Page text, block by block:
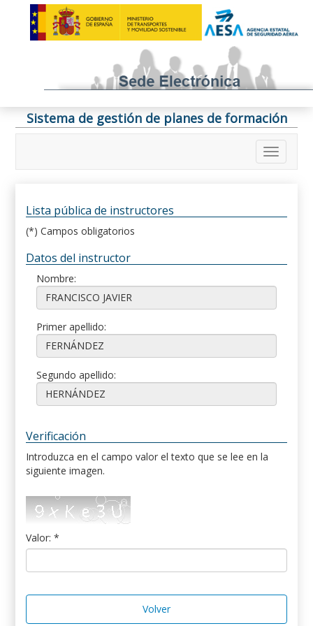
Sistema de gestión de planes de formación
Lista pública de instructores
(*) Campos obligatorios
Datos del instructor
Nombre:
Primer apellido:
Segundo apellido:
Verificación
Introduzca en el campo valor el texto que se lee en la
siguiente imagen.
Valor: *
Volver